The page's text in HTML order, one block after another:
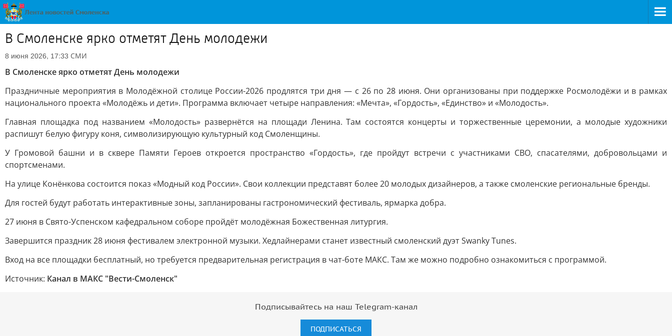
В Смоленске ярко отметят День молодежи
8 июня 2026, 17:33 СМИ
В Смоленске ярко отметят День молодежи
Праздничные мероприятия в Молодёжной столице России-2026 продлятся три дня — с 26 по 28 июня. Они организованы при поддержке Росмолодёжи и в рамках
национального проекта «Молодёжь и дети». Программа включает четыре направления: «Мечта», «Гордость», «Единство» и «Молодость».
Главная площадка под названием «Молодость» развернётся на площади Ленина. Там состоятся концерты и торжественные церемонии, а молодые художники
распишут белую фигуру коня, символизирующую культурный код Смоленщины.
У Громовой башни и в сквере Памяти Героев откроется пространство «Гордость», где пройдут встречи с участниками СВО, спасателями, добровольцами и
спортсменами.
На улице Конёнкова состоится показ «Модный код России». Свои коллекции представят более 20 молодых дизайнеров, а также смоленские региональные бренды.
Для гостей будут работать интерактивные зоны, запланированы гастрономический фестиваль, ярмарка добра.
27 июня в Свято-Успенском кафедральном соборе пройдёт молодёжная Божественная литургия.
Завершится праздник 28 июня фестивалем электронной музыки. Хедлайнерами станет известный смоленский дуэт Swanky Tunes.
Вход на все площадки бесплатный, но требуется предварительная регистрация в чат-боте МАКС. Там же можно подробно ознакомиться с программой.
Источник: Канал в МАКС "Вести-Смоленск"
Подписывайтесь на наш Telegram-канал
ПОДПИСАТЬСЯ